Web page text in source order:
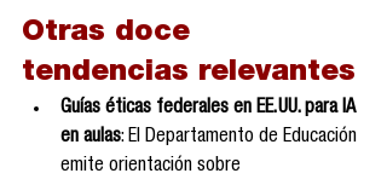
Otras doce
tendencias relevantes
Guías éticas federales en EE. UU. para IA
en aulas: El Departamento de Educación
emite orientación sobre